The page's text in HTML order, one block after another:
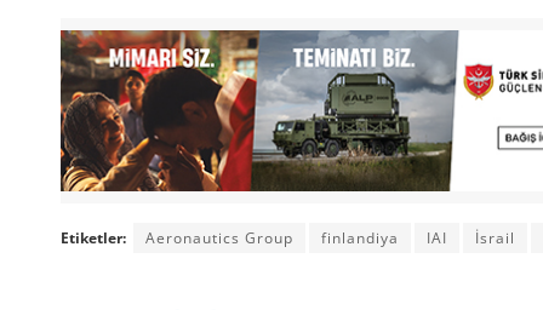
Etiketler: Aeronautics Group finlandiya IAI İsrail